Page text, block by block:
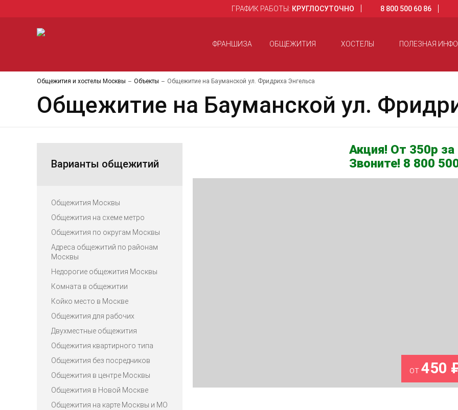
ГРАФИК РАБОТЫ: КРУГЛОСУТОЧНО 8 800 500 60 86
ФРАНШИЗА ОБЩЕЖИТИЯ ХОСТЕЛЫ ПОЛЕЗНАЯ
Общежития и хостелы Москвы Объекты Общежитие на Бауманской ул. Фридриха Энгельса
Общежитие на Бауманской ул.
Варианты общежитий
Общежития Москвы
Общежития на схеме метро
Общежития по округам Москвы
Адреса общежитий по районам
Москвы
Недорогие общежития Москвы
Комната в общежитии
Койко место в Москве
Общежития для рабочих
Двухместные общежития
Общежития квартирного типа
Общежития без посредников
Общежития в центре Москвы
Общежития в Новой Москве
Общежития на карте Москвы и МО
Акция! От 350р за
Звоните! 8 800
от450